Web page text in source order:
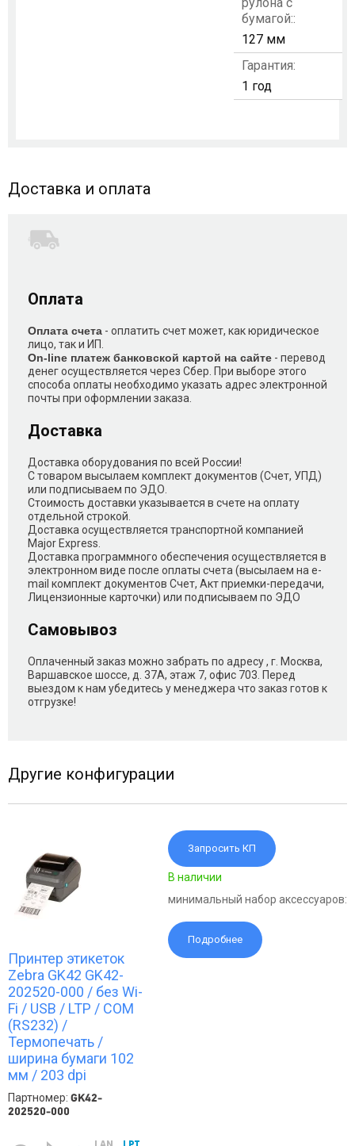
бумагой::
127 мм
Гарантия:
1 год
Доставка и оплата
Оплата
Оплата счета - оплатить счет может, как юридическое
лицо, так и ИП.
On-line платеж банковской картой на сайте - перевод
денег осуществляется через Сбер. При выборе этого
способа оплаты необходимо указать адрес электронной
почты при оформлении заказа.
Доставка
Доставка оборудования по всей России!
С товаром высылаем комплект документов (Счет, УПД)
или подписываем по ЭДО.
Стоимость доставки указывается в счете на оплату
отдельной строкой.
Доставка осуществляется транспортной компанией
Major Express.
Доставка программного обеспечения осуществляется в
электронном виде после оплаты счета (высылаем на e-
mail комплект документов Счет, Акт приемки-передачи,
Лицензионные карточки) или подписываем по ЭДО
Самовывоз
Оплаченный заказ можно забрать по адресу , г. Москва,
Варшавское шоссе, д. 37А, этаж 7, офис 703. Перед
выездом к нам убедитесь у менеджера что заказ готов к
отгрузке!
Другие конфигурации
Запросить КП
В наличии
минимальный набор аксессуаров:
Подробнее
Принтер этикеток
Zebra GK42 GK42-
202520-000 / без Wi-
Fi / USB / LTP / COM
(RS232) /
Термопечать /
ширина бумаги 102
мм / 203 dpi
Партномер: GK42-
202520-000